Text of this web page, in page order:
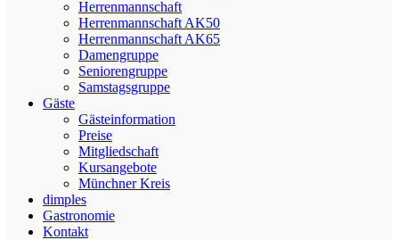
Herrenmannschaft
Herrenmannschaft AK50
Herrenmannschaft AK65
Damengruppe
Seniorengruppe
Samstagsgruppe
Gäste
Gästeinformation
Preise
Mitgliedschaft
Kursangebote
Münchner Kreis
dimples
Gastronomie
Kontakt